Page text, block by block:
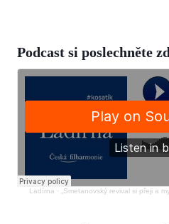
Podcast si poslechněte
Ladírna · „Smetanovský revival si přeji a